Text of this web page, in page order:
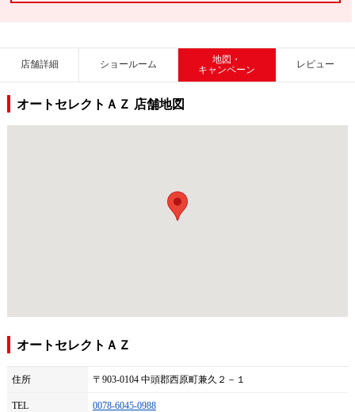
店舗詳細 ショールーム
地図・
キャンペーン
レビュー
オートセレクトＡＺ 店舗地図
オートセレクトＡＺ
住所 〒903-0104 中頭郡西原町兼久２－１
TEL 0078-6045-0988